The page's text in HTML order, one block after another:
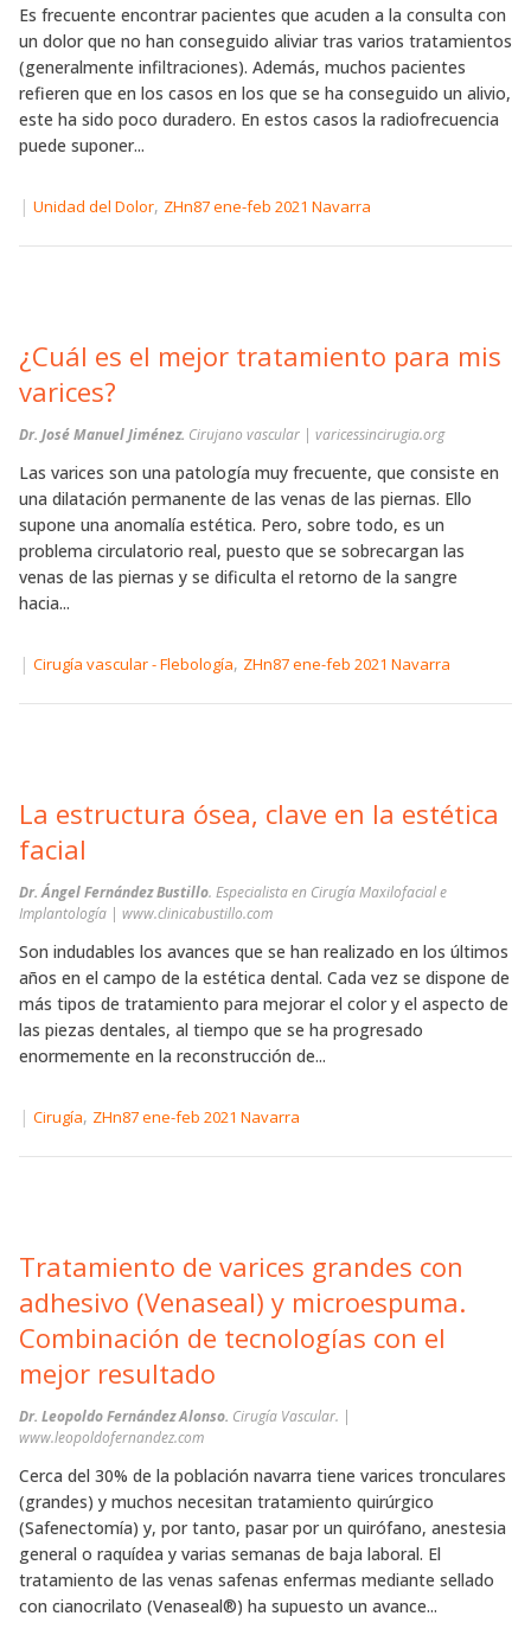
Es frecuente encontrar pacientes que acuden a la consulta con
un dolor que no han conseguido aliviar tras varios tratamientos
(generalmente infiltraciones). Además, muchos pacientes
refieren que en los casos en los que se ha conseguido un alivio,
este ha sido poco duradero. En estos casos la radiofrecuencia
puede suponer...
| Unidad del Dolor, ZHn87 ene-feb 2021 Navarra
¿Cuál es el mejor tratamiento para mis
varices?
Dr. José Manuel Jiménez. Cirujano vascular | varicessincirugia.org
Las varices son una patología muy frecuente, que consiste en
una dilatación permanente de las venas de las piernas. Ello
supone una anomalía estética. Pero, sobre todo, es un
problema circulatorio real, puesto que se sobrecargan las
venas de las piernas y se dificulta el retorno de la sangre
hacia...
| Cirugía vascular - Flebología, ZHn87 ene-feb 2021 Navarra
La estructura ósea, clave en la estética
facial
Dr. Ángel Fernández Bustillo. Especialista en Cirugía Maxilofacial e
Implantología | www.clinicabustillo.com
Son indudables los avances que se han realizado en los últimos
años en el campo de la estética dental. Cada vez se dispone de
más tipos de tratamiento para mejorar el color y el aspecto de
las piezas dentales, al tiempo que se ha progresado
enormemente en la reconstrucción de...
| Cirugía, ZHn87 ene-feb 2021 Navarra
Tratamiento de varices grandes con
adhesivo (Venaseal) y microespuma.
Combinación de tecnologías con el
mejor resultado
Dr. Leopoldo Fernández Alonso. Cirugía Vascular. |
www.leopoldofernandez.com
Cerca del 30% de la población navarra tiene varices tronculares
(grandes) y muchos necesitan tratamiento quirúrgico
(Safenectomía) y, por tanto, pasar por un quirófano, anestesia
general o raquídea y varias semanas de baja laboral. El
tratamiento de las venas safenas enfermas mediante sellado
con cianocrilato (Venaseal®) ha supuesto un avance...